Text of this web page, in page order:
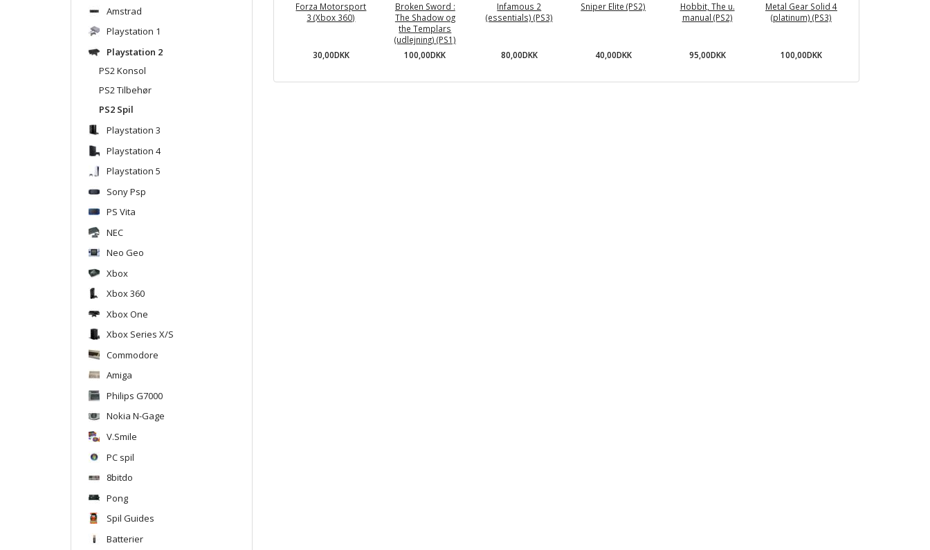
Amstrad
Playstation 1
Playstation 2
PS2 Konsol
PS2 Tilbehør
PS2 Spil
Playstation 3
Playstation 4
Playstation 5
Sony Psp
PS Vita
NEC
Neo Geo
Xbox
Xbox 360
Xbox One
Xbox Series X/S
Commodore
Amiga
Philips G7000
Nokia N-Gage
V.Smile
PC spil
8bitdo
Pong
Spil Guides
Batterier
Forza Motorsport
3 (Xbox 360)
30,00DKK
Broken Sword :
The Shadow og
the Templars
(udlejning) (PS1)
100,00DKK
Infamous 2
(essentials) (PS3)
80,00DKK
Sniper Elite (PS2)
40,00DKK
Hobbit, The u.
manual (PS2)
95,00DKK
Metal Gear Solid 4
(platinum) (PS3)
100,00DKK